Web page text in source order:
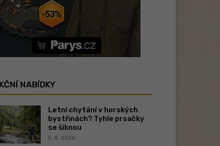
NABÍDKY
Letní chytání v horských
bystřinách? Tyhle prsačky
se šiknou
5. 8. 2026